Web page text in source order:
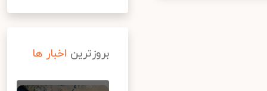
بروزترین اخبار ها